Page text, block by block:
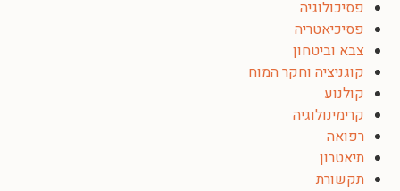
פסיכולוגיה
פסיכיאטריה
צבא וביטחון
קוגניציה וחקר המוח
קולנוע
קרימינולוגיה
רפואה
תיאטרון
תקשורת